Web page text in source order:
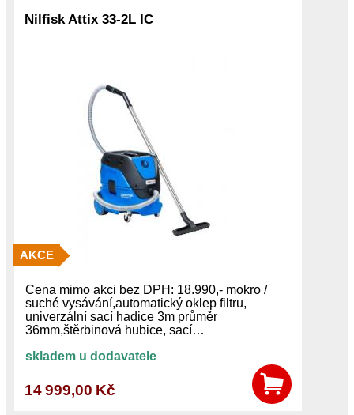
Nilfisk Attix 33-2L IC
AKCE
Cena mimo akci bez DPH: 18.990,- mokro /
suché vysávání,automatický oklep filtru,
univerzální sací hadice 3m průměr
36mm,štěrbinová hubice, sací…
skladem u dodavatele
14 999,00 Kč